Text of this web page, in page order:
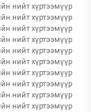
нийт хүртээмүүр
нийт хүртээмүүр
нийт хүртээмүүр
нийт хүртээмүүр
нийт хүртээмүүр
нийт хүртээмүүр
нийт хүртээмүүр
нийт хүртээмүүр
нийт хүртээмүүр
нийт хүртээмүүр